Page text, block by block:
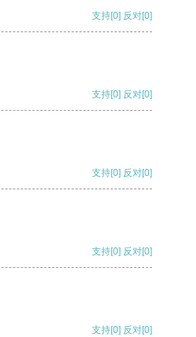
支持[0] 反对[0]
支持[0] 反对[0]
支持[0] 反对[0]
支持[0] 反对[0]
支持[0] 反对[0]